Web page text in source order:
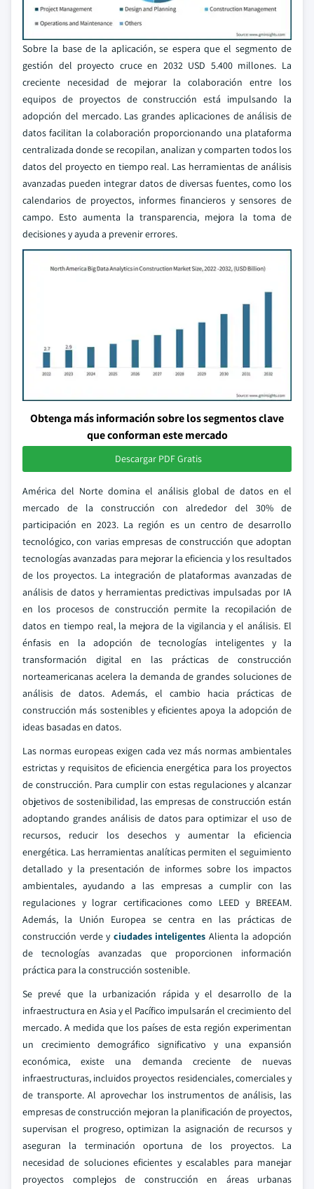
Sobre la base de la aplicación, se espera que el segmento de
gestión del proyecto cruce en 2032 USD 5.400 millones. La
creciente necesidad de mejorar la colaboración entre los
equipos de proyectos de construcción está impulsando la
adopción del mercado. Las grandes aplicaciones de análisis de
datos facilitan la colaboración proporcionando una plataforma
centralizada donde se recopilan, analizan y comparten todos los
datos del proyecto en tiempo real. Las herramientas de análisis
avanzadas pueden integrar datos de diversas fuentes, como los
calendarios de proyectos, informes financieros y sensores de
campo. Esto aumenta la transparencia, mejora la toma de
decisiones y ayuda a prevenir errores.
Obtenga más información sobre los segmentos clave
que conforman este mercado
Descargar PDF Gratis
América del Norte domina el análisis global de datos en el
mercado de la construcción con alrededor del 30% de
participación en 2023. La región es un centro de desarrollo
tecnológico, con varias empresas de construcción que adoptan
tecnologías avanzadas para mejorar la eficiencia y los resultados
de los proyectos. La integración de plataformas avanzadas de
análisis de datos y herramientas predictivas impulsadas por IA
en los procesos de construcción permite la recopilación de
datos en tiempo real, la mejora de la vigilancia y el análisis. El
énfasis en la adopción de tecnologías inteligentes y la
transformación digital en las prácticas de construcción
norteamericanas acelera la demanda de grandes soluciones de
análisis de datos. Además, el cambio hacia prácticas de
construcción más sostenibles y eficientes apoya la adopción de
ideas basadas en datos.
Las normas europeas exigen cada vez más normas ambientales
estrictas y requisitos de eficiencia energética para los proyectos
de construcción. Para cumplir con estas regulaciones y alcanzar
objetivos de sostenibilidad, las empresas de construcción están
adoptando grandes análisis de datos para optimizar el uso de
recursos, reducir los desechos y aumentar la eficiencia
energética. Las herramientas analíticas permiten el seguimiento
detallado y la presentación de informes sobre los impactos
ambientales, ayudando a las empresas a cumplir con las
regulaciones y lograr certificaciones como LEED y BREEAM.
Además, la Unión Europea se centra en las prácticas de
construcción verde y ciudades inteligentes Alienta la adopción
de tecnologías avanzadas que proporcionen información
práctica para la construcción sostenible.
Se prevé que la urbanización rápida y el desarrollo de la
infraestructura en Asia y el Pacífico impulsarán el crecimiento del
mercado. A medida que los países de esta región experimentan
un crecimiento demográfico significativo y una expansión
económica, existe una demanda creciente de nuevas
infraestructuras, incluidos proyectos residenciales, comerciales y
de transporte. Al aprovechar los instrumentos de análisis, las
empresas de construcción mejoran la planificación de proyectos,
supervisan el progreso, optimizan la asignación de recursos y
aseguran la terminación oportuna de los proyectos. La
necesidad de soluciones eficientes y escalables para manejar
proyectos complejos de construcción en áreas urbanas